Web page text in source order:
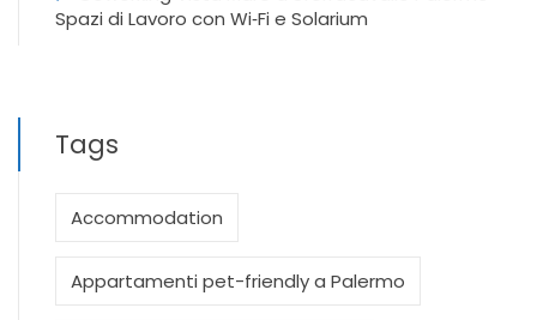
Spazi di Lavoro con Wi‑Fi e Solarium
Tags
Accommodation
Appartamenti pet-friendly a Palermo